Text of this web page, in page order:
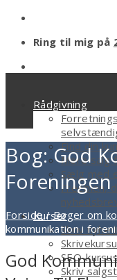
Ring til mig på
Rådgivning
Find din
Mere salg
Sælg med
Freebien,
Kurser
Skriv
SEO-
Skriv
Bog: God
Foreningen
Forside/Bøger om
kommunikation i
God